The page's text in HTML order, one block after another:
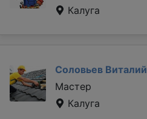
Калуга
Соловьев Виталий
Мастер
Калуга